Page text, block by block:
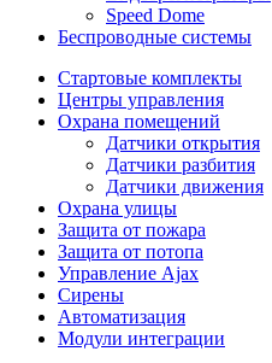
Speed Dome
Беспроводные системы
Стартовые комплекты
Центры управления
Охрана помещений
Датчики открытия
Датчики разбития
Датчики движения
Охрана улицы
Защита от пожара
Защита от потопа
Управление Ajax
Сирены
Автоматизация
Модули интеграции